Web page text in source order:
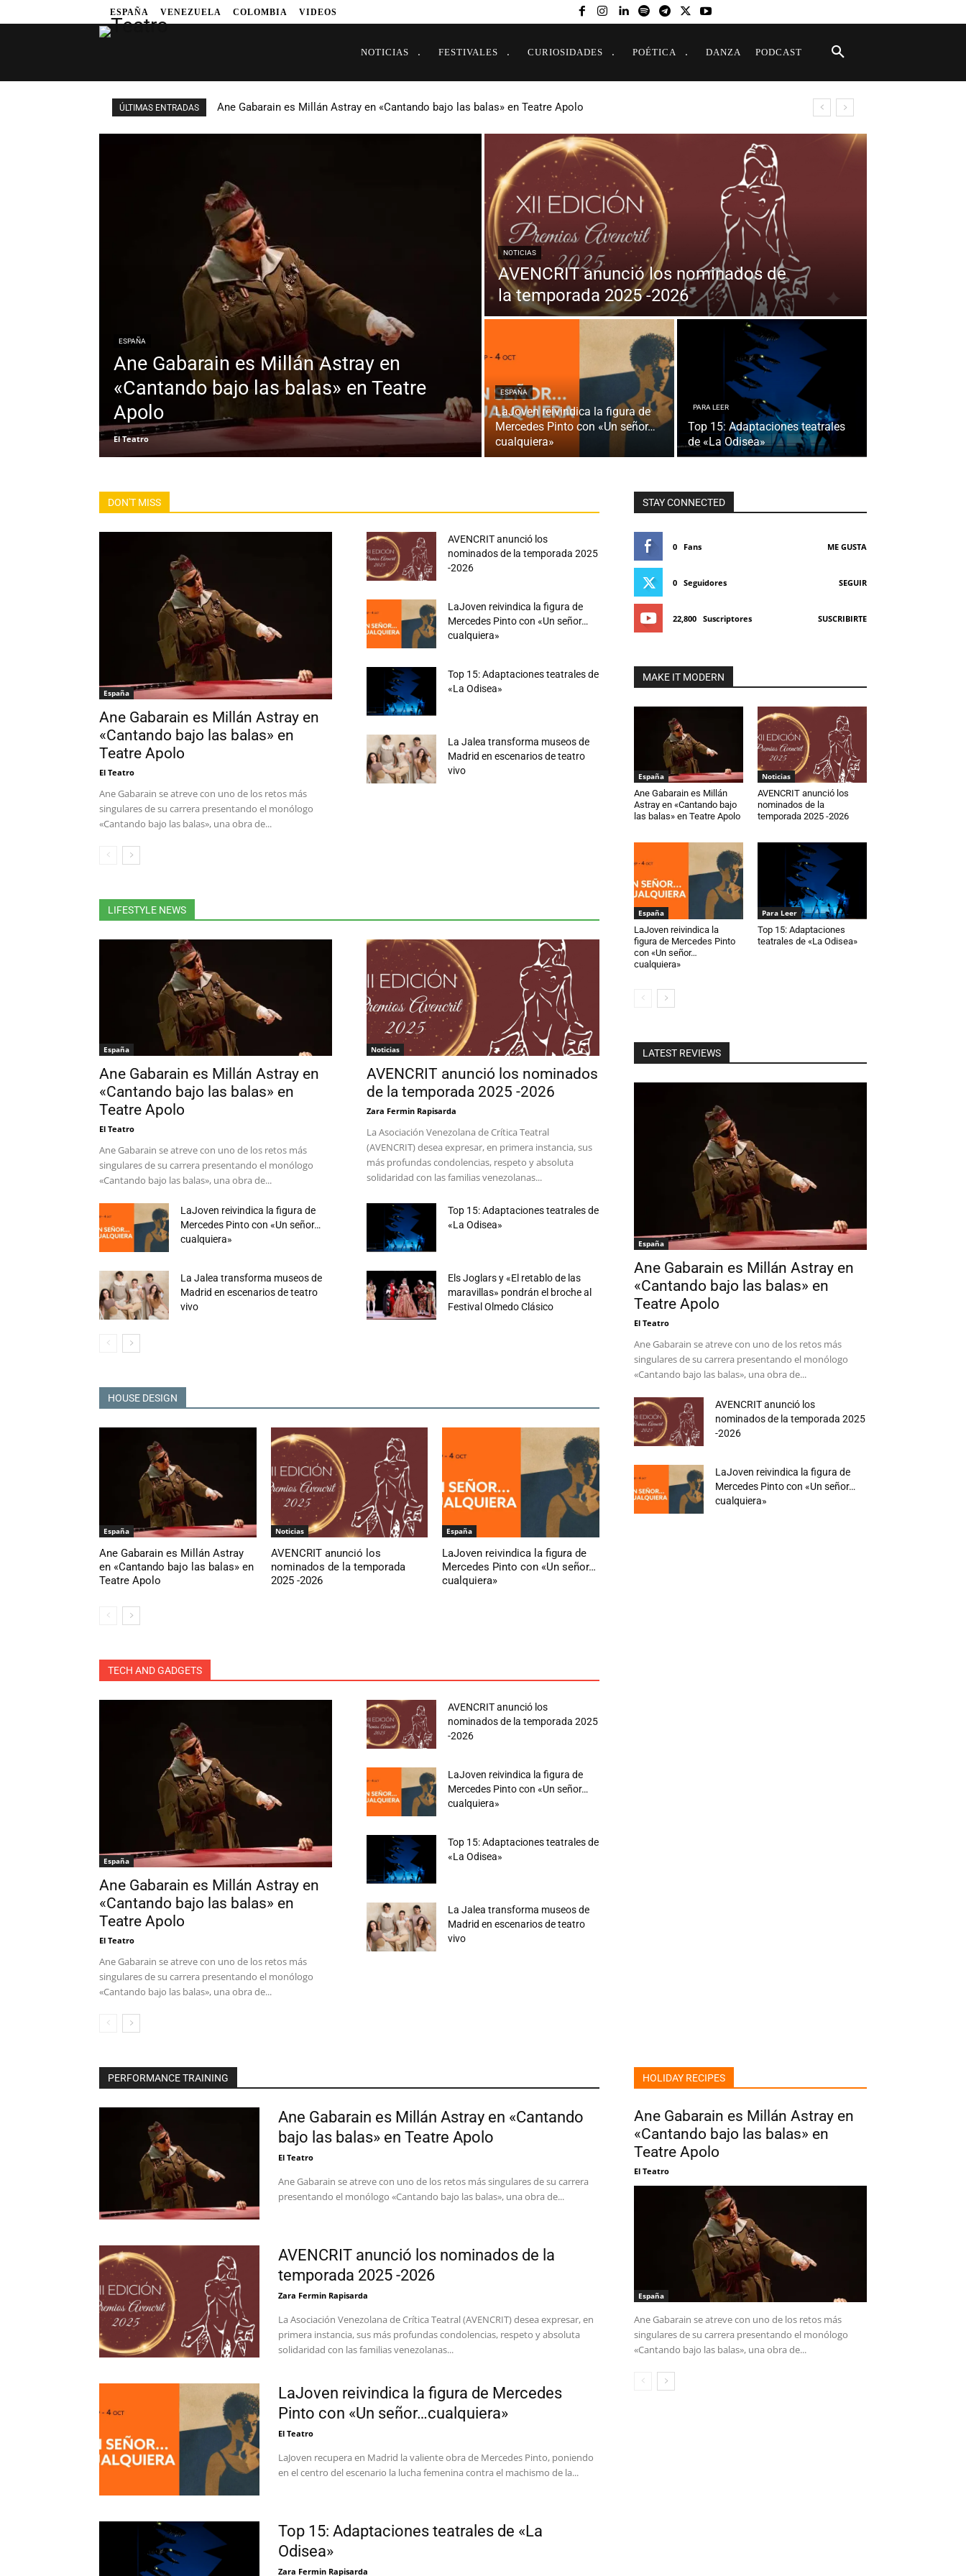
ESPAÑA VENEZUELA COLOMBIA VIDEOS
NOTICIAS FESTIVALES CURIOSIDADES POÉTICA DANZA PODCAST
ÚLTIMAS ENTRADAS Ane Gabarain es Millán Astray en «Cantando bajo las balas» en Teatre Apolo
ESPAÑA
Ane Gabarain es Millán Astray en
«Cantando bajo las balas» en Teatre
Apolo
El Teatro
NOTICIAS
AVENCRIT anunció los nominados de
la temporada 2025 -2026
ESPAÑA
LaJoven reivindica la figura de
Mercedes Pinto con «Un señor…
cualquiera»
PARA LEER
Top 15: Adaptaciones teatrales
de «La Odisea»
DON'T MISS
España
Ane Gabarain es Millán Astray en
«Cantando bajo las balas» en
Teatre Apolo
El Teatro
Ane Gabarain se atreve con uno de los retos más
singulares de su carrera presentando el monólogo
«Cantando bajo las balas», una obra de...
AVENCRIT anunció los
nominados de la temporada 2025
-2026
LaJoven reivindica la figura de
Mercedes Pinto con «Un señor…
cualquiera»
Top 15: Adaptaciones teatrales de
«La Odisea»
La Jalea transforma museos de
Madrid en escenarios de teatro
vivo
LIFESTYLE NEWS
España
Ane Gabarain es Millán Astray en
«Cantando bajo las balas» en
Teatre Apolo
El Teatro
Ane Gabarain se atreve con uno de los retos más
singulares de su carrera presentando el monólogo
«Cantando bajo las balas», una obra de...
Noticias
AVENCRIT anunció los nominados
de la temporada 2025 -2026
Zara Fermin Rapisarda
La Asociación Venezolana de Crítica Teatral
(AVENCRIT) desea expresar, en primera instancia, sus
más profundas condolencias, respeto y absoluta
solidaridad con las familias venezolanas...
LaJoven reivindica la figura de
Mercedes Pinto con «Un señor…
cualquiera»
Top 15: Adaptaciones teatrales de
«La Odisea»
La Jalea transforma museos de
Madrid en escenarios de teatro
vivo
Els Joglars y «El retablo de las
maravillas» pondrán el broche al
Festival Olmedo Clásico
HOUSE DESIGN
España
Ane Gabarain es Millán Astray
en «Cantando bajo las balas» en
Teatre Apolo
Noticias
AVENCRIT anunció los
nominados de la temporada
2025 -2026
España
LaJoven reivindica la figura de
Mercedes Pinto con «Un señor…
cualquiera»
TECH AND GADGETS
España
Ane Gabarain es Millán Astray en
«Cantando bajo las balas» en
Teatre Apolo
El Teatro
Ane Gabarain se atreve con uno de los retos más
singulares de su carrera presentando el monólogo
«Cantando bajo las balas», una obra de...
AVENCRIT anunció los
nominados de la temporada 2025
-2026
LaJoven reivindica la figura de
Mercedes Pinto con «Un señor…
cualquiera»
Top 15: Adaptaciones teatrales de
«La Odisea»
La Jalea transforma museos de
Madrid en escenarios de teatro
vivo
STAY CONNECTED
0 Fans ME GUSTA
0 Seguidores SEGUIR
22,800 Suscriptores SUSCRIBIRTE
MAKE IT MODERN
España
Ane Gabarain es Millán
Astray en «Cantando bajo
las balas» en Teatre Apolo
Noticias
AVENCRIT anunció los
nominados de la
temporada 2025 -2026
España
LaJoven reivindica la
figura de Mercedes Pinto
con «Un señor…
cualquiera»
Para Leer
Top 15: Adaptaciones
teatrales de «La Odisea»
LATEST REVIEWS
España
Ane Gabarain es Millán Astray en
«Cantando bajo las balas» en
Teatre Apolo
El Teatro
Ane Gabarain se atreve con uno de los retos más
singulares de su carrera presentando el monólogo
«Cantando bajo las balas», una obra de...
AVENCRIT anunció los
nominados de la temporada 2025
-2026
LaJoven reivindica la figura de
Mercedes Pinto con «Un señor…
cualquiera»
PERFORMANCE TRAINING
Ane Gabarain es Millán Astray en «Cantando
bajo las balas» en Teatre Apolo
El Teatro
Ane Gabarain se atreve con uno de los retos más singulares de su carrera
presentando el monólogo «Cantando bajo las balas», una obra de...
AVENCRIT anunció los nominados de la
temporada 2025 -2026
Zara Fermin Rapisarda
La Asociación Venezolana de Crítica Teatral (AVENCRIT) desea expresar, en
primera instancia, sus más profundas condolencias, respeto y absoluta
solidaridad con las familias venezolanas...
LaJoven reivindica la figura de Mercedes
Pinto con «Un señor…cualquiera»
El Teatro
LaJoven recupera en Madrid la valiente obra de Mercedes Pinto, poniendo
en el centro del escenario la lucha femenina contra el machismo de la...
Top 15: Adaptaciones teatrales de «La
Odisea»
Zara Fermin Rapisarda
HOLIDAY RECIPES
Ane Gabarain es Millán Astray en
«Cantando bajo las balas» en
Teatre Apolo
El Teatro
España
Ane Gabarain se atreve con uno de los retos más
singulares de su carrera presentando el monólogo
«Cantando bajo las balas», una obra de...